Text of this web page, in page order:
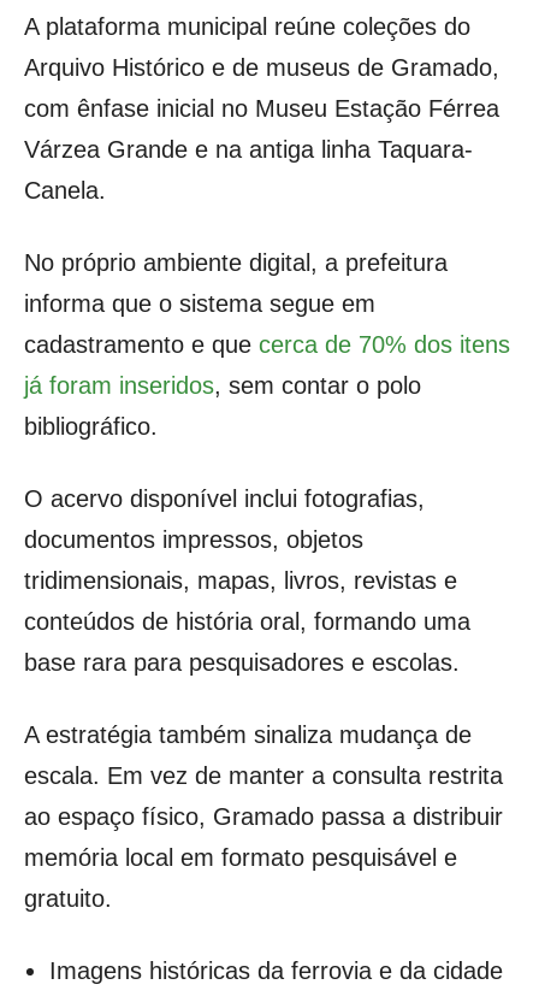
A plataforma municipal reúne coleções do
Arquivo Histórico e de museus de Gramado,
com ênfase inicial no Museu Estação Férrea
Várzea Grande e na antiga linha Taquara-
Canela.
No próprio ambiente digital, a prefeitura
informa que o sistema segue em
cadastramento e que cerca de 70% dos itens
já foram inseridos, sem contar o polo
bibliográfico.
O acervo disponível inclui fotografias,
documentos impressos, objetos
tridimensionais, mapas, livros, revistas e
conteúdos de história oral, formando uma
base rara para pesquisadores e escolas.
A estratégia também sinaliza mudança de
escala. Em vez de manter a consulta restrita
ao espaço físico, Gramado passa a distribuir
memória local em formato pesquisável e
gratuito.
Imagens históricas da ferrovia e da cidade